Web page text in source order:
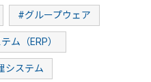
#グループウェア
ム（ERP）
システム